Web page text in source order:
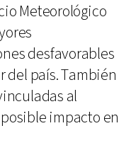
Meteorológico
desfavorables
del país. También
al
impacto en